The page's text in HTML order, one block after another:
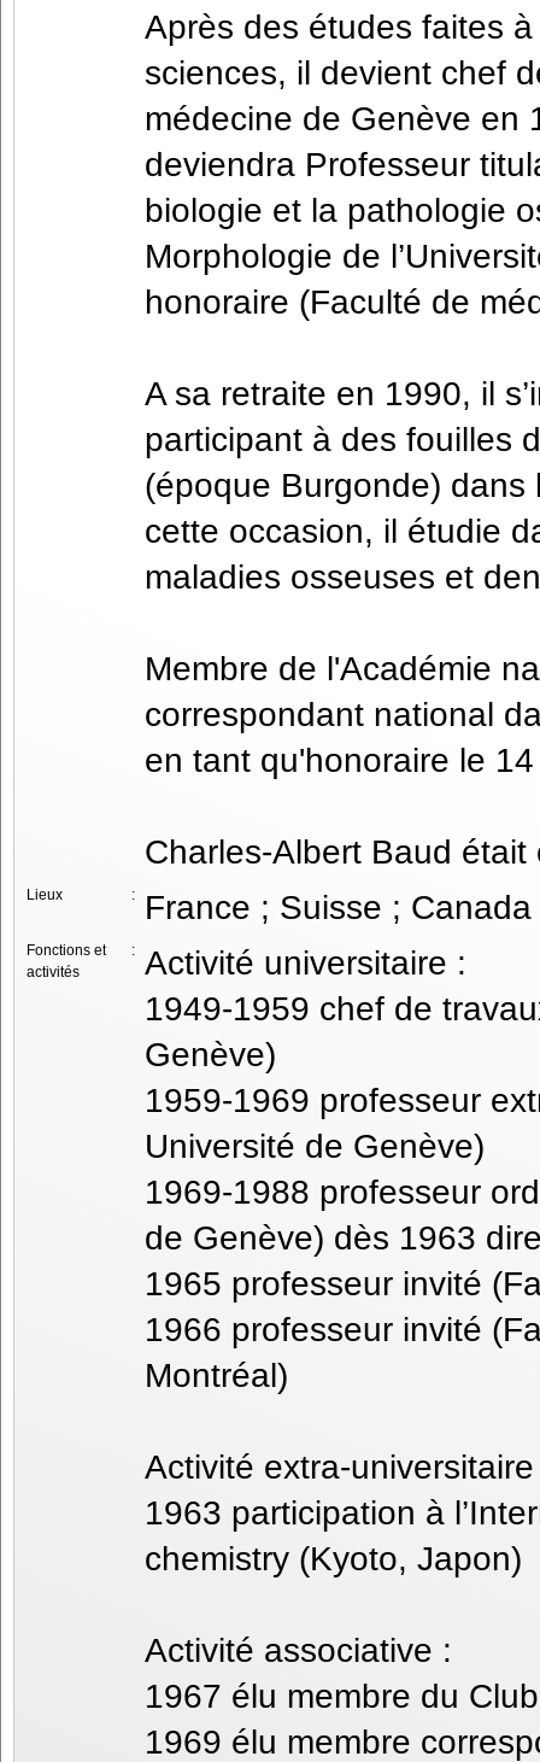
Après des études faites
sciences, il devient chef
médecine de Genève en
deviendra Professeur
biologie et la pathologie
Morphologie de
honoraire (Faculté de
A sa retraite en 1990, il
participant à des fouilles
(époque Burgonde) dans
cette occasion, il étudie
maladies osseuses et
Membre de l'Académie
correspondant national
en tant qu'honoraire le
Charles-Albert Baud était
Lieux : France ; Suisse ; Canada
Fonctions et
activités
: Activité universitaire :
1949-1959 chef de
Genève)
1959-1969 professeur
Université de Genève)
1969-1988 professeur
de Genève) dès 1963
1965 professeur invité
1966 professeur invité
Montréal)
Activité extra-
1963 participation à
chemistry (Kyoto, Japon)
Activité associative :
1967 élu membre du
1969 élu membre